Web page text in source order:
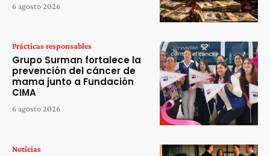
6 agosto 2026
Prácticas responsables
Grupo Surman fortalece la
prevención del cáncer de
mama junto a Fundación
CIMA
6 agosto 2026
Noticias